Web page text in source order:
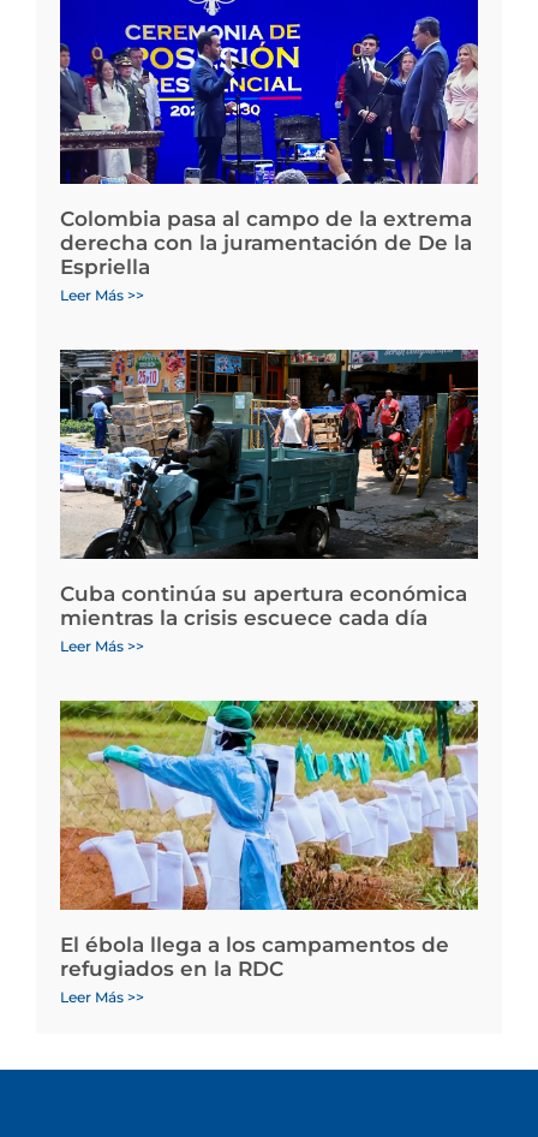
Colombia pasa al campo de la extrema
derecha con la juramentación de De la
Espriella
Leer Más >>
Cuba continúa su apertura económica
mientras la crisis escuece cada día
Leer Más >>
El ébola llega a los campamentos de
refugiados en la RDC
Leer Más >>